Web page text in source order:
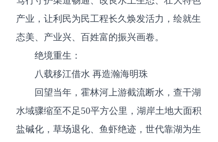
产业，让利民为民工程长久焕发活力，绘就生
态美、产业兴、百姓富的振兴画卷。
绝境重生：
八载移江借水 再造瀚海明珠
回望当年，霍林河上游截流断水，查干湖
水域骤缩至不足50平方公里，湖岸土地大面积
盐碱化，草场退化、鱼虾绝迹，世代靠湖为生